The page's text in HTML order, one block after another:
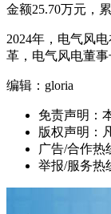
金额25.70万元，
2024年，电气风
革，电气风电董
编辑：gloria
免责声明：
版权声明：
广告/合作热
举报/服务热